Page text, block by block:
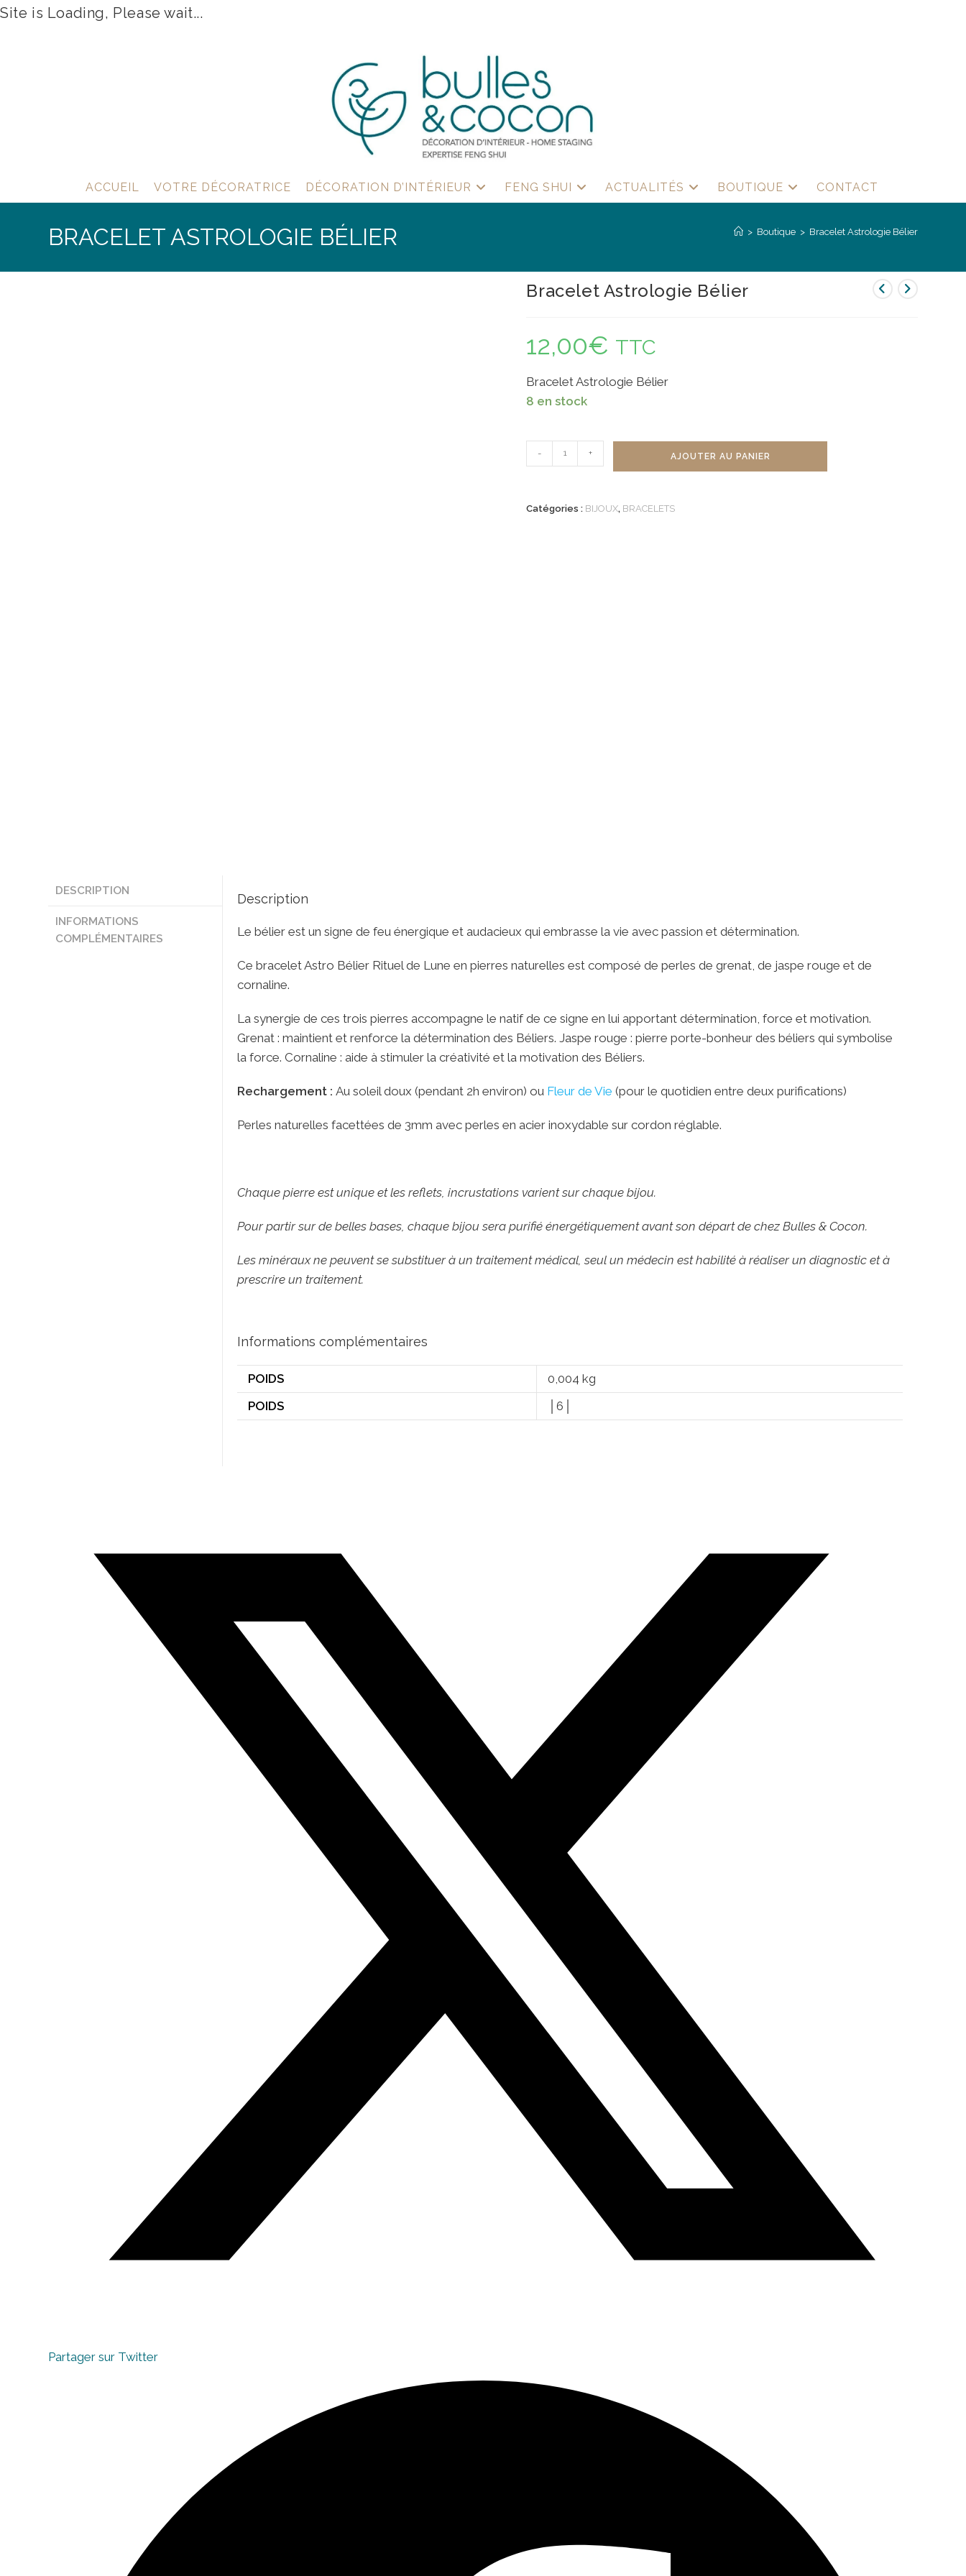
Site is Loading, Please wait...
ACCUEIL VOTRE DÉCORATRICE DÉCORATION D’INTÉRIEUR FENG SHUI ACTUALITÉS BOUTIQUE CONTACT
BRACELET ASTROLOGIE BÉLIER > Boutique > Bracelet Astrologie Bélier
Bracelet Astrologie Bélier
12,00€ TTC
Bracelet Astrologie Bélier
8 en stock
de
Bélier
- + AJOUTER AU PANIER
Catégories : BIJOUX, BRACELETS
DESCRIPTION
INFORMATIONS
COMPLÉMENTAIRES
Description
Le bélier est un signe de feu énergique et audacieux qui embrasse la vie avec passion et détermination.
Ce bracelet Astro Bélier Rituel de Lune en pierres naturelles est composé de perles de grenat, de jaspe rouge et de
cornaline.
La synergie de ces trois pierres accompagne le natif de ce signe en lui apportant détermination, force et motivation.
Grenat : maintient et renforce la détermination des Béliers. Jaspe rouge : pierre porte-bonheur des béliers qui symbolise
la force. Cornaline : aide à stimuler la créativité et la motivation des Béliers.
Rechargement :Au soleil doux (pendant 2h environ) ou Fleur de Vie (pour le quotidien entre deux purifications)
Perles naturelles facettées de 3mm avec perles en acier inoxydable sur cordon réglable.
Chaque pierre est unique et les reflets, incrustations varient sur chaque bijou.
Pour partir sur de belles bases, chaque bijou sera purifié énergétiquement avant son départ de chez Bulles & Cocon.
Les minéraux ne peuvent se substituer à un traitement médical, seul un médecin est habilité à réaliser un diagnostic et à
prescrire un traitement.
Informations complémentaires
POIDS
0,004 kg
POIDS
│6│
Partager sur Twitter